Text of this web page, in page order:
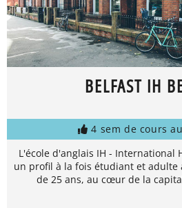
BELFAST IH
4 sem de cours
L'école d'anglais IH - International
un profil à la fois étudiant et adulte
de 25 ans, au cœur de la